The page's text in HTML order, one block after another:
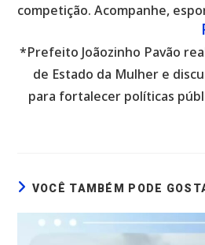
competição. Acompanhe,
*Prefeito Joãozinho Pavão
de Estado da Mulher e
para fortalecer políticas
VOCÊ TAMBÉM PODE